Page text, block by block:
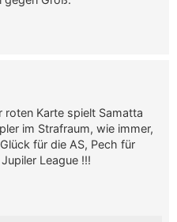
roten Karte spielt Samatta
im Strafraum, wie immer,
für die AS, Pech für
League !!!